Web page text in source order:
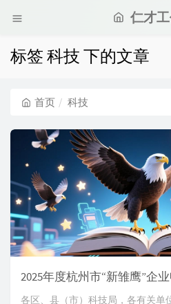
仁才
标签 科技 下的文章
首页 科技
2025年度杭州市“新雏鹰”企
各区、县（市）科技局，各有关单